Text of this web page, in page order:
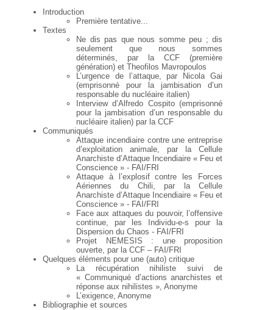
Introduction
Première tentative...
Textes
Ne dis pas que nous somme peu ; dis
seulement que nous sommes
déterminés, par la CCF (première
génération) et Theofilos Mavropoulos
L’urgence de l’attaque, par Nicola Gai
(emprisonné pour la jambisation d’un
responsable du nucléaire italien)
Interview d’Alfredo Cospito (emprisonné
pour la jambisation d’un responsable du
nucléaire italien) par la CCF
Communiqués
Attaque incendiaire contre une entreprise
d’exploitation animale, par la Cellule
Anarchiste d’Attaque Incendiaire « Feu et
Conscience » - FAI/FRI
Attaque à l’explosif contre les Forces
Aériennes du Chili, par la Cellule
Anarchiste d’Attaque Incendiaire « Feu et
Conscience » - FAI/FRI
Face aux attaques du pouvoir, l’offensive
continue, par les Individu-e-s pour la
Dispersion du Chaos - FAI/FRI
Projet NEMESIS : une proposition
ouverte, par la CCF – FAI/FRI
Quelques éléments pour une (auto) critique
La récupération nihiliste suivi de
« Communiqué d’actions anarchistes et
réponse aux nihilistes », Anonyme
L’exigence, Anonyme
Bibliographie et sources